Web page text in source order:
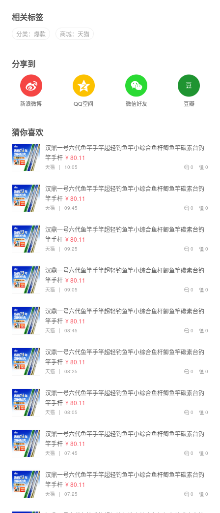
相关标签
分类：爆款 商城：天猫
分享到
新浪微博 QQ空间 微信好友 豆瓣
猜你喜欢
汉鼎一号六代鱼竿手竿超轻钓鱼竿小综合鱼杆鲫鱼竿碳素台钓
竿手杆 ¥ 80.11
0
0
天猫 | 10:05
汉鼎一号六代鱼竿手竿超轻钓鱼竿小综合鱼杆鲫鱼竿碳素台钓
竿手杆 ¥ 80.11
0
0
天猫 | 09:45
汉鼎一号六代鱼竿手竿超轻钓鱼竿小综合鱼杆鲫鱼竿碳素台钓
竿手杆 ¥ 80.11
0
0
天猫 | 09:25
汉鼎一号六代鱼竿手竿超轻钓鱼竿小综合鱼杆鲫鱼竿碳素台钓
竿手杆 ¥ 80.11
0
0
天猫 | 09:05
汉鼎一号六代鱼竿手竿超轻钓鱼竿小综合鱼杆鲫鱼竿碳素台钓
竿手杆 ¥ 80.11
0
0
天猫 | 08:45
汉鼎一号六代鱼竿手竿超轻钓鱼竿小综合鱼杆鲫鱼竿碳素台钓
竿手杆 ¥ 80.11
0
0
天猫 | 08:25
汉鼎一号六代鱼竿手竿超轻钓鱼竿小综合鱼杆鲫鱼竿碳素台钓
竿手杆 ¥ 80.11
0
0
天猫 | 08:05
汉鼎一号六代鱼竿手竿超轻钓鱼竿小综合鱼杆鲫鱼竿碳素台钓
竿手杆 ¥ 80.11
0
0
天猫 | 07:45
汉鼎一号六代鱼竿手竿超轻钓鱼竿小综合鱼杆鲫鱼竿碳素台钓
竿手杆 ¥ 80.11
0
0
天猫 | 07:25